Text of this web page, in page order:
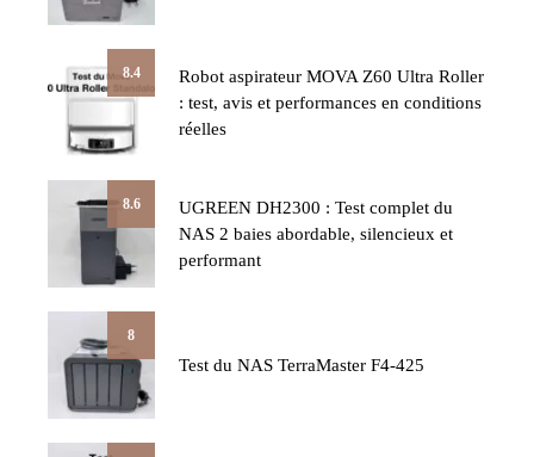
8.4
Robot aspirateur MOVA Z60 Ultra Roller
: test, avis et performances en conditions
réelles
8.6
UGREEN DH2300 : Test complet du
NAS 2 baies abordable, silencieux et
performant
8
Test du NAS TerraMaster F4-425